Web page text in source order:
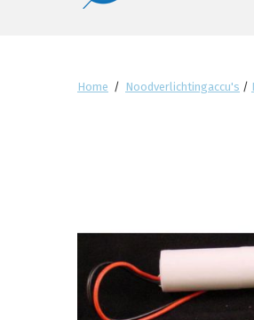
Home / Noodverlichtingaccu's /